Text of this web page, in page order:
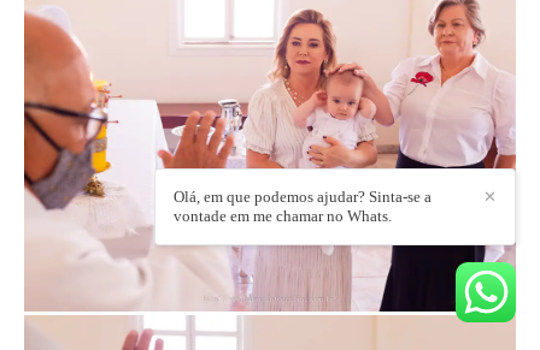
✕
Olá, em que podemos ajudar? Sinta-se a
vontade em me chamar no Whats.